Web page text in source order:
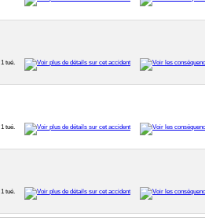
1 tué.
1 tué.
1 tué.